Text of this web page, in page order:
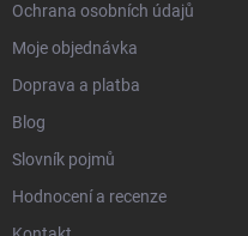
Ochrana osobních údajů
Moje objednávka
Doprava a platba
Blog
Slovník pojmů
Hodnocení a recenze